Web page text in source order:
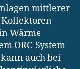
mittlerer
Wärme
ORC-System
auch bei